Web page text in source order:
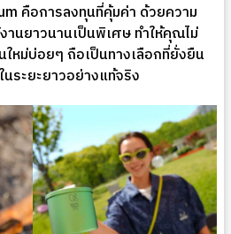
คือการลงทุนที่คุ้มค่า ด้วยความ
านยาวนานเป็นพิเศษ ทำให้คุณไม่
หม่บ่อยๆ ถือเป็นทางเลือกที่ยั่งยืน
ระยะยาวอย่างแท้จริง